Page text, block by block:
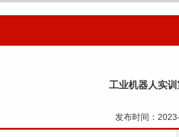
工业机器人实
发布时间：